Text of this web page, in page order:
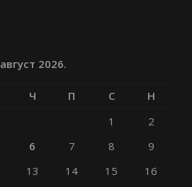
август 2026.
Ч П С
Н
1
2
6 7 8
9
13 14 15
16